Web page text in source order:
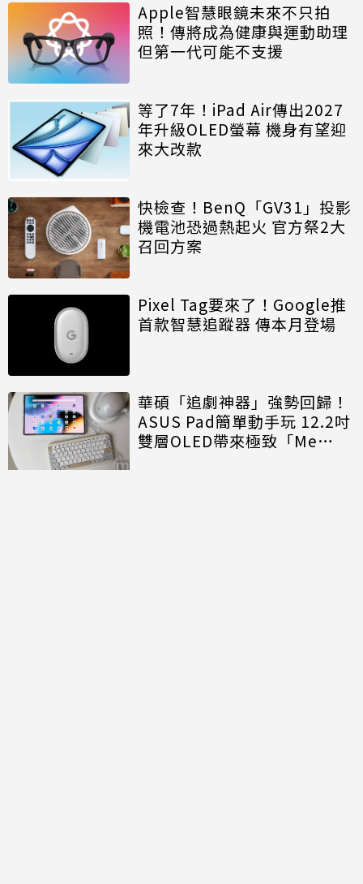
Apple智慧眼鏡未來不只拍
照！傳將成為健康與運動助理
但第一代可能不支援
等了7年！iPad Air傳出2027
年升級OLED螢幕 機身有望迎
來大改款
快檢查！BenQ「GV31」投影
機電池恐過熱起火 官方祭2大
召回方案
Pixel Tag要來了！Google推
首款智慧追蹤器 傳本月登場
華碩「追劇神器」強勢回歸！
ASUS Pad簡單動手玩 12.2吋
雙層OLED帶來極致「Me